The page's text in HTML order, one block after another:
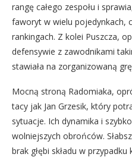
rangę całego zespołu i
faworyt w wielu pojedynkach,
rankingach. Z kolei Puszcza,
defensywie z zawodnikami
stawiała na zorganizowaną
Mocną stroną Radomiaka,
tacy jak Jan Grzesik, który
sytuacje. Ich dynamika i
wolniejszych obrońców.
brak głębi składu w